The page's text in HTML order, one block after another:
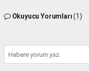
Okuyucu Yorumları(1)